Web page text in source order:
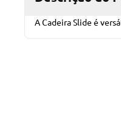
A Cadeira Slide é